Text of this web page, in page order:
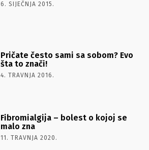
6. SIJEČNJA 2015.
Pričate često sami sa sobom? Evo
šta to znači!
4. TRAVNJA 2016.
Fibromialgija – bolest o kojoj se
malo zna
11. TRAVNJA 2020.